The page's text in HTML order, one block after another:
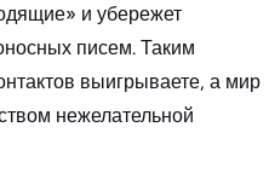
и убережет
писем. Таким
выигрываете, а мир
нежелательной